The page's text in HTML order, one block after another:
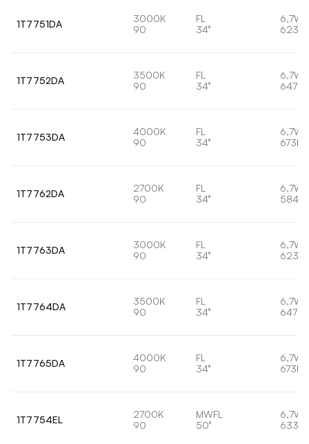
1T7751DA
3000K
90
FL
34°
6,7W
623lm
1T7752DA
3500K
90
FL
34°
6,7W
647lm
1T7753DA
4000K
90
FL
34°
6,7W
673lm
1T7762DA
2700K
90
FL
34°
6,7W
584lm
1T7763DA
3000K
90
FL
34°
6,7W
623lm
1T7764DA
3500K
90
FL
34°
6,7W
647lm
1T7765DA
4000K
90
FL
34°
6,7W
673lm
1T7754EL
2700K
90
MWFL
50°
6,7W
633lm